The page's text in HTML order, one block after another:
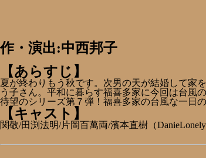
作・演出:中西邦子
【あらすじ】
夏が終わりもう秋です。次男の天が結婚して家
う子さん。平和に暮らす福喜多家に今回は台風
待望のシリーズ第７弾！福喜多家の台風な一日
【キャスト】
関敬/田渕法明/片岡百萬両/濱本直樹（